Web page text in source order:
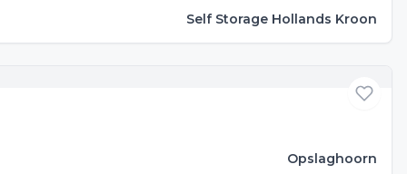
Self Storage Hollands Kroon
Opslaghoorn